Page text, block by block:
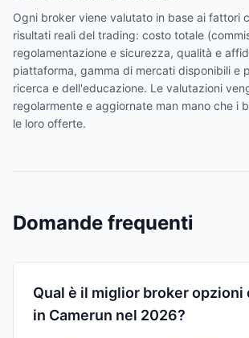
Ogni broker viene valutato in base ai fattori
risultati reali del trading: costo totale
regolamentazione e sicurezza, qualità e
piattaforma, gamma di mercati disponibili e
ricerca e dell'educazione. Le valutazioni
regolarmente e aggiornate man mano che i
le loro offerte.
Domande frequenti
Qual è il miglior broker opzioni
in Camerun nel 2026?